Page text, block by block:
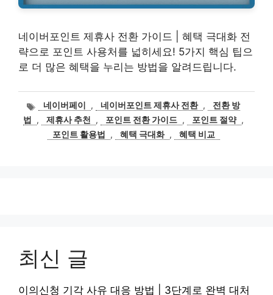
네이버포인트 제휴사 전환 가이드 | 혜택 극대화 전
략으로 포인트 사용처를 넓히세요! 5가지 핵심 팁으
로 더 많은 혜택을 누리는 방법을 알려드립니다.
태네이버페이 , 네이버포인트 제휴사 전환 ,
전환 방
법
, 제휴사 추천 , 포인트 전환 가이드 , 포인트 절약 ,
포인트 활용법
, 혜택 극대화 , 혜택 비교
최신 글
이의신청 기각 사유 대응 방법 | 3단계로 완벽 대처